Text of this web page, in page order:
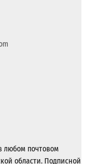
любом почтовом
области. Подписной